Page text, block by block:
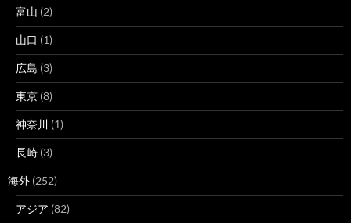
富山 (2)
山口 (1)
広島 (3)
東京 (8)
神奈川 (1)
長崎 (3)
海外 (252)
アジア (82)